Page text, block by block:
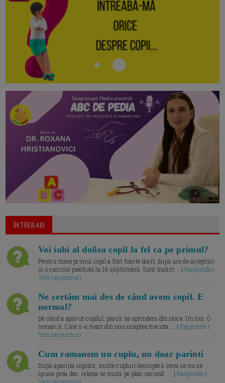
ÎNTREBARI
Voi iubi al doilea copil la fel ca pe primul?
Pentru mine primul copil a fost foarte dorit, după ani de așteptări
și o sarcină pierduta la 16 săptămâni. Sunt însărc... | Raspunde |
Vezi raspunsuri
Ne certăm mai des de când avem copil. E
normal?
De când a apărut copilul, parcă ne aprindem din orice. Un ton. O
remarcă. Cine s-a trezit din nou noaptea trecuta.... |Raspunde |
Vezi raspunsuri
Cum ramanem un cuplu, nu doar parinti
După apariția copiilor, multe cupluri descoperă ceva ce nu se
spune prea des: relația se mută pe plan secund. ... |Raspunde |